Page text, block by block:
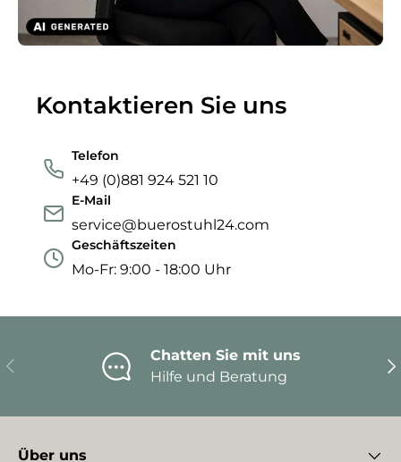
Kontaktieren Sie uns
Telefon
+49 (0)881 924 521 10
E-Mail
service@buerostuhl24.com
Geschäftszeiten
Mo-Fr: 9:00 - 18:00 Uhr
Vorherige
Chatten Sie mit uns
Hilfe und Beratung
Über uns